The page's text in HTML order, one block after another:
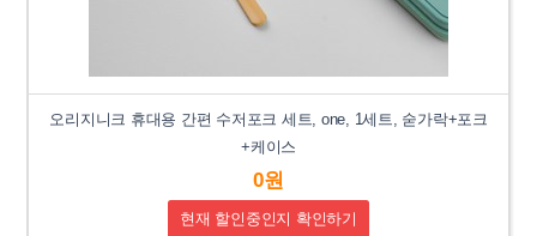
오리지니크 휴대용 간편 수저포크 세트, one, 1세트, 숟가락+포크
+케이스
0원
현재 할인중인지 확인하기